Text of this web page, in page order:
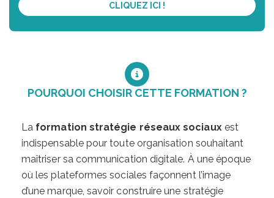
CLIQUEZ ICI !
POURQUOI CHOISIR CETTE FORMATION ?
La formation stratégie réseaux sociauxest
indispensable pour toute organisation souhaitant
maîtriser sa communication digitale. À une époque
où les plateformes sociales façonnent l’image
d’une marque, savoir construire une stratégie